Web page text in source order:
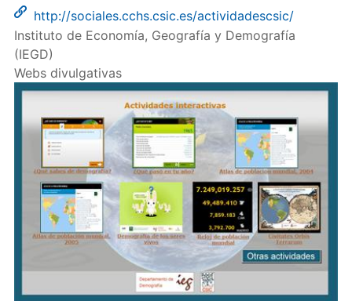
http://sociales.cchs.csic.es/actividadescsic/
Instituto de Economía, Geografía y Demografía
(IEGD)
Webs divulgativas